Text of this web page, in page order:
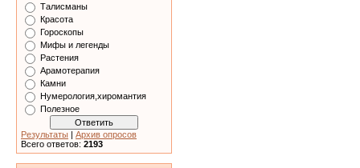
Талисманы
Красота
Гороскопы
Мифы и легенды
Растения
Арамотерапия
Камни
Нумерология,хиромантия
Полезное
Результаты | Архив опросов
Всего ответов: 2193